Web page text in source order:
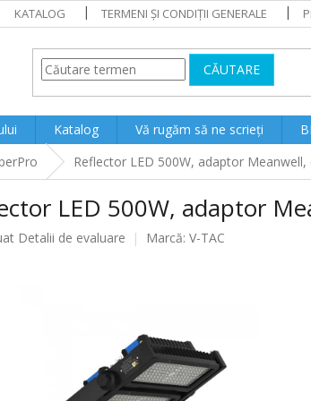
KATALOG TERMENI ȘI CONDIȚII GENERALE
CĂUTARE
Katalog Vă rugăm să ne scrieți
Reflector LED 500W, adaptor Meanwell,
LED 500W, adaptor
Detalii de evaluare Marcă: V-TAC